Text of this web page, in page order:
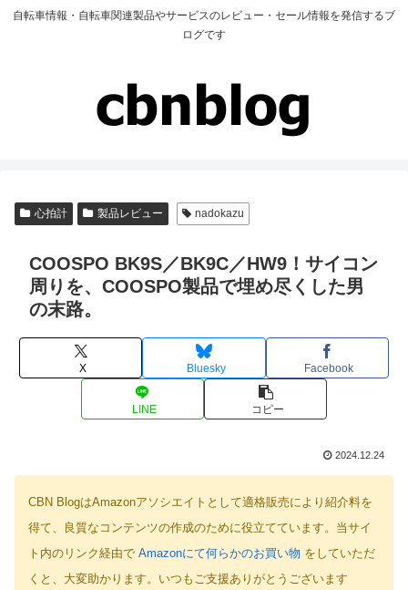
自転車情報・自転車関連製品やサービスのレビュー・セール情報を発信するブ
ログです
心拍計 製品レビュー nadokazu
COOSPO BK9S／BK9C／HW9！サイコン
周りを、COOSPO製品で埋め尽くした男
の末路。
X Bluesky Facebook
LINE コピー
2024.12.24
CBN BlogはAmazonアソシエイトとして適格販売により紹介料を
得て、良質なコンテンツの作成のために役立てています。当サイ
ト内のリンク経由で Amazonにて何らかのお買い物 をしていただ
くと、大変助かります。いつもご支援ありがとうございます